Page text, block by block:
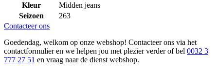
Kleur
Midden jeans
Seizoen
263
Contacteer ons
Goedendag, welkom op onze webshop! Contacteer ons via het
contactformulier en we helpen jou met plezier verder of bel 0032 3
777 27 51 en vraag naar de dienst webshop.